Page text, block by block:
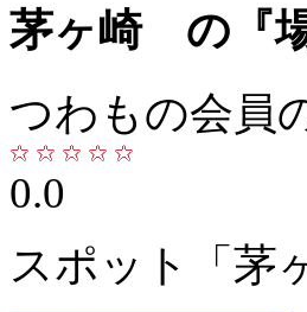
茅ヶ崎 の『
つわもの会員
0.0
スポット「茅